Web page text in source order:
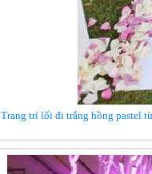
Trang trí lối đi trắng hồng pastel